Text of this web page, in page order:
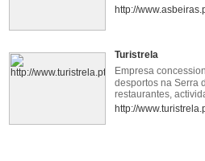
http://
Turistrela
Empresa
desportos na Serra
restaurantes,
http://